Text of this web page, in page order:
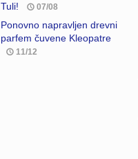
Tuli!
07/08
Ponovno napravljen drevni
parfem čuvene Kleopatre
11/12